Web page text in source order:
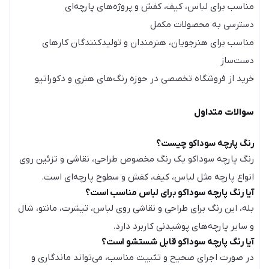
مناسب برای لباس، کیف، کفش و پروژه‌های پارچه‌ای
دسترسی به محصولات مکمل
مناسب برای هنرجویان، هنرمندان و تولیدکنندگان کارهای
دست‌ساز
خرید از فروشگاه تخصصی در حوزه رنگ‌های هنری و دکوراتیو
سوالات متداول
رنگ پارچه سوداکو چیست؟
رنگ پارچه سوداکو یک رنگ مخصوص طراحی، نقاشی و تزئین روی
انواع پارچه مثل لباس، کیف، کفش و سطوح پارچه‌ای است.
آیا رنگ پارچه سوداکو برای لباس مناسب است؟
بله، این رنگ برای طراحی و نقاشی روی لباس، تیشرت، مانتو، شال
و سایر پارچه‌های پوشیدنی کاربرد دارد.
آیا رنگ پارچه سوداکو قابل شستشو است؟
در صورت اجرای صحیح و تثبیت مناسب، می‌تواند ماندگاری و